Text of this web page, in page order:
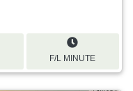
F/L MINUTE